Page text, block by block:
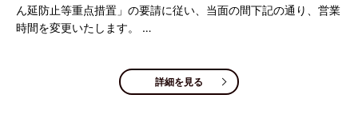
ん延防止等重点措置」の要請に従い、当面の間下記の通り、営業
時間を変更いたします。 …
詳細を見る